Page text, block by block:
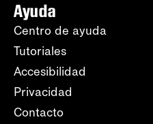
Ayuda
Centro de ayuda
Tutoriales
Accesibilidad
Privacidad
Contacto